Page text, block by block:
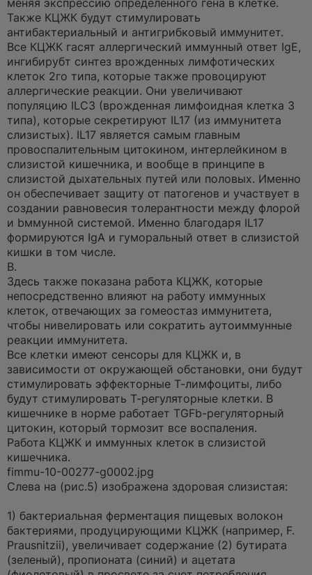
меняя экспрессию определенного гена в клетке.
Также КЦЖК будут стимулировать
антибактериальный и антигрибковый иммунитет.
Все КЦЖК гасят аллергический иммунный ответ IgE,
ингибирубт синтез врожденных лимфотических
клеток 2го типа, которые также провоцируют
аллергические реакции. Они увеличивают
популяцию ILC3 (врожденная лимфоидная клетка 3
типа), которые секретируют IL17 (из иммунитета
слизистых). IL17 является самым главным
провоспалительным цитокином, интерлейкином в
слизистой кишечника, и вообще в принципе в
слизистой дыхательных путей или половых. Именно
он обеспечивает защиту от патогенов и участвует в
создании равновесия толерантности между флорой
и bммунной системой. Именно благодаря IL17
формируются IgA и гуморальный ответ в слизистой
кишки в том числе.
В.
Здесь также показана работа КЦЖК, которые
непосредственно влияют на работу иммунных
клеток, отвечающих за гомеостаз иммунитета,
чтобы нивелировать или сократить аутоиммунные
реакции иммунитета.
Все клетки имеют сенсоры для КЦЖК и, в
зависимости от окружающей обстановки, они будут
стимулировать эффекторные Т-лимфоциты, либо
будут стимулировать Т-регуляторные клетки. В
кишечнике в норме работает TGFb-регуляторный
цитокин, который тормозит все воспаления.
Работа КЦЖК и иммунных клеток в слизистой
кишечника.
fimmu-10-00277-g0002.jpg
Слева на (рис.5) изображена здоровая слизистая:
1) бактериальная ферментация пищевых волокон
бактериями, продуцирующими КЦЖК (например, F.
Prausnitzii), увеличивает содержание (2) бутирата
(зеленый), пропионата (синий) и ацетата